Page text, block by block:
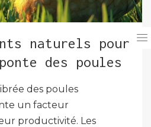
naturels pour
des poules
des poules
un facteur
productivité. Les